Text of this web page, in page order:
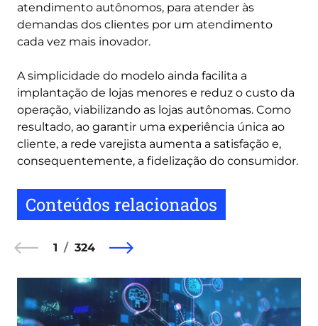
atendimento autônomos, para atender às
demandas dos clientes por um atendimento
cada vez mais inovador.
A simplicidade do modelo ainda facilita a
implantação de lojas menores e reduz o custo da
operação, viabilizando as lojas autônomas. Como
resultado, ao garantir uma experiência única ao
cliente, a rede varejista aumenta a satisfação e,
consequentemente, a fidelização do consumidor.
Conteúdos relacionados
1 324